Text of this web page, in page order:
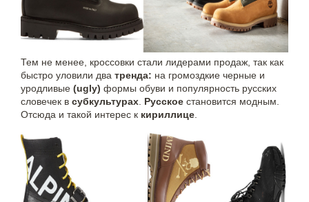
Тем не менее, кроссовки стали лидерами продаж, так как
быстро уловили два тренда: на громоздкие черные и
уродливые (ugly) формы обуви и популярность русских
словечек в субкультурах Русское становится модным.
Отсюда и такой интерес к кириллице